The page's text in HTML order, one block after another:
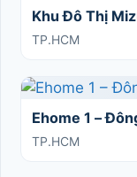
Khu Đô Thị
TP.HCM
Ehome 1 –
TP.HCM